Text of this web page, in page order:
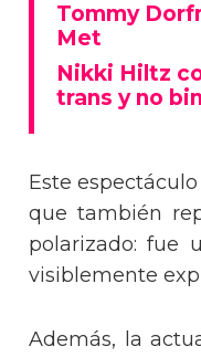
Tommy
Met
Nikki Hiltz
trans y no
Este
que también
polarizado: fue
visiblemente
Además, la